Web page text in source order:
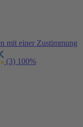
mit einer Zustimmung
(3) 100%